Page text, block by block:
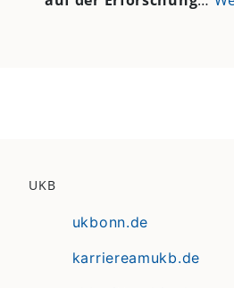
UKB
ukbonn.de
karriereamukb.de